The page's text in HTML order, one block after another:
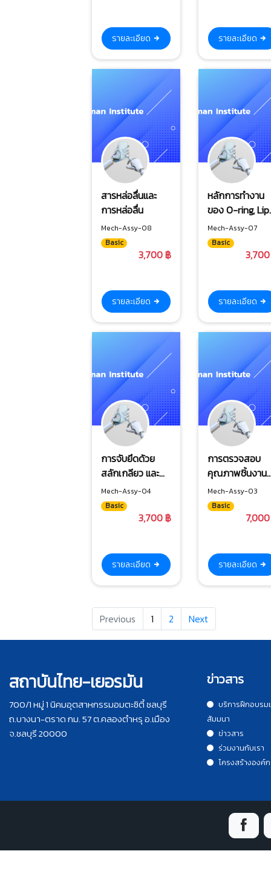
รายละเอียด รายละเอียด
สารหล่อลื่นและ
การหล่อลื่น
Mech-Assy-08
Basic
3,700 ฿
รายละเอียด
หลักการทำงาน
ของ O-ring, Lip
seal การติดตั้ง
และการถอดอย่
ถูกวิธี ค่าความ
Mech-Assy-07
Basic
รายละเอียด
การจับยึดด้วย
สลักเกลียว และ
แรงบิดขันยึด
Mech-Assy-04
Basic
3,700 ฿
รายละเอียด
การตรวจสอบ
คุณภาพชิ้นงาน
ก่อนการประกอบ
Mech-Assy-03
Basic
รายละเอียด
Previous 1 2 Next
สถาบันไทย-เยอรมัน
700/1 หมู่ 1 นิคมอุตสาหกรรมอมตะซิตี้ ชลบุรี
ถ.บางนา-ตราด กม. 57 ต.คลองตำหรุ อ.เมือง
จ.ชลบุรี 20000
ข่าวสาร
บริการฝึกอบรม
สัมมนา
ข่าวสาร
ร่วมงานกับเรา
โครงสร้างองค์